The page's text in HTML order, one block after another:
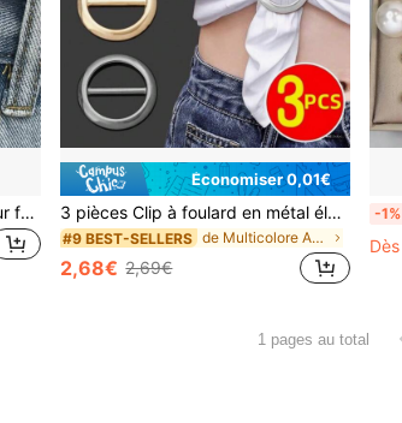
1 set d'élargisseurs de taille pour femmes, forme papillon, fixateurs de taille de jean pour ajuster la taille, épingle avec bouton, pour Halloween et l'école
Économiser 0,01€
3 pièces Clip à foulard en métal élégant et clip accessoire - Accessoire de mode multifonctionnel, convient pour décorer les foulards, les t-shirts et les ceintures - Parfait pour toute occasion
#9 BEST-SELLERS de Multicolore Accessoires de taille pour femmes
2,68€ 2,69€
-1%
Dès
1 pages au total